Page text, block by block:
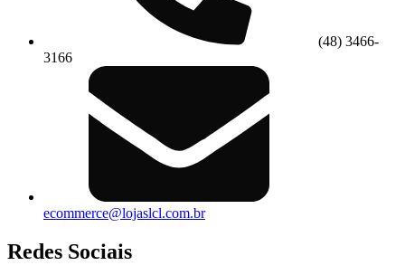
(48) 3466-
3166
ecommerce@lojaslcl.com.br
Redes Sociais